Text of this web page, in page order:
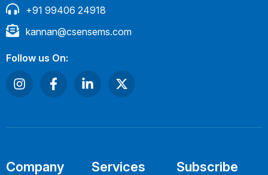
+91 99406 24918
kannan@csensems.com
Follow us On:
Company Services
Subscribe